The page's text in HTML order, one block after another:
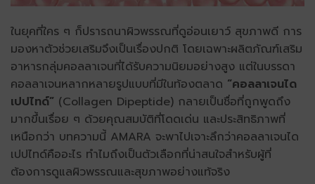
ในยุคที่ใคร ๆ ก็ปรารถนาผิวพรรณที่ดูอ่อนเยาว์ สุขภาพดี การ
มองหาตัวช่วยเสริมจึงเป็นเรื่องปกติ โดยเฉพาะผลิตภัณฑ์เสริม
อาหารกลุ่มคอลลาเจนที่ได้รับความนิยมอย่างสูง แต่ในบรรดา
คอลลาเจนหลากหลายรูปแบบที่มีในท้องตลาด “คอลลาเจนได
เปปไทด์” (Collagen Dipeptide) กลายเป็นชื่อที่ถูกพูดถึง
มากขึ้นเรื่อย ๆ ด้วยคุณสมบัติที่โดดเด่น และประสิทธิภาพที่
เหนือกว่า บทความนี้ AMARA จะพาไปเจาะลึกว่าคอลลาเจนได
เปปไทด์คืออะไร ทำไมถึงเป็นตัวเลือกที่น่าสนใจสำหรับผู้ที่
ต้องการดูแลผิวพรรณและสุขภาพอย่างแท้จริง